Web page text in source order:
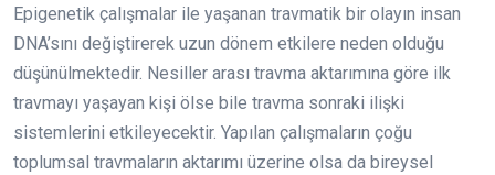
Epigenetik çalışmalar ile yaşanan travmatik bir olayın insan
DNA’sını değiştirerek uzun dönem etkilere neden olduğu
düşünülmektedir. Nesiller arası travma aktarımına göre ilk
travmayı yaşayan kişi ölse bile travma sonraki ilişki
sistemlerini etkileyecektir. Yapılan çalışmaların çoğu
toplumsal travmaların aktarımı üzerine olsa da bireysel